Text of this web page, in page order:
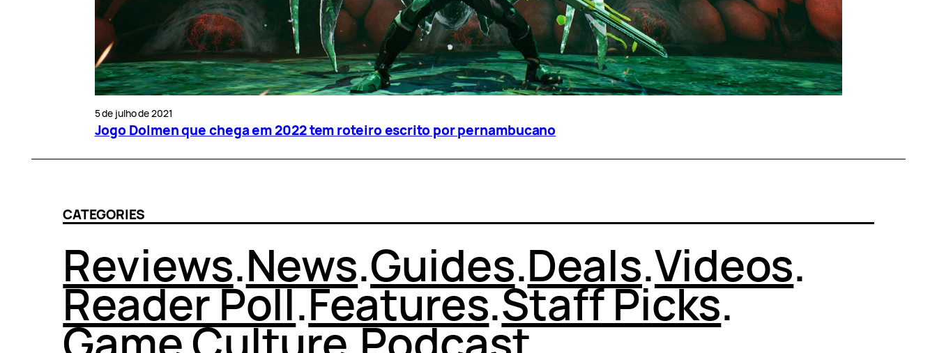
5 de julho de 2021
Jogo Dolmen que chega em 2022 tem roteiro escrito por pernambucano
CATEGORIES
Reviews.News.Guides.Deals.Videos.
Reader Poll.Features.Staff Picks.